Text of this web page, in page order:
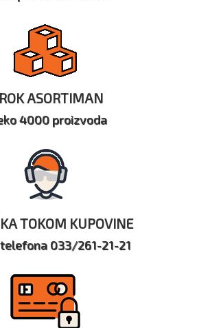
ASORTIMAN
4000 proizvoda
TOKOM KUPOVINE
033/261-21-21